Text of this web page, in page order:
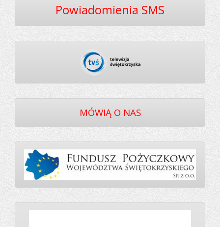
Powiadomienia SMS
MÓWIĄ O NAS